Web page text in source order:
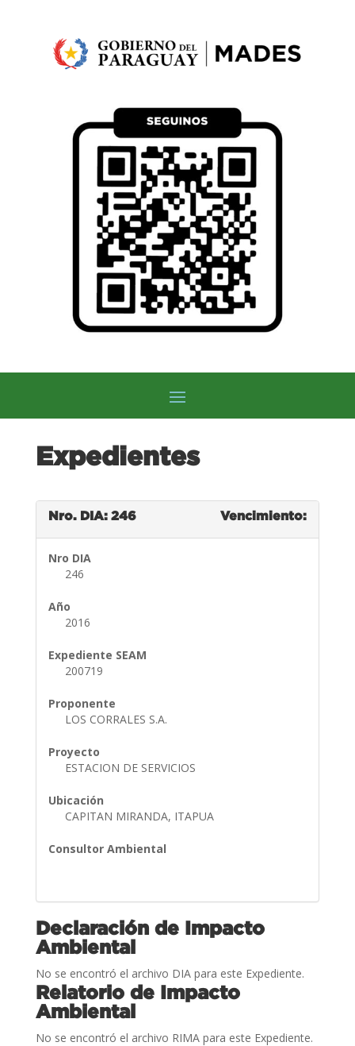
Expedientes
Nro. DIA: 246 Vencimiento:
Nro DIA
246
Año
2016
Expediente SEAM
200719
Proponente
LOS CORRALES S.A.
Proyecto
ESTACION DE SERVICIOS
Ubicación
CAPITAN MIRANDA, ITAPUA
Consultor Ambiental
Declaración de Impacto
Ambiental
No se encontró el archivo DIA para este Expediente.
Relatorio de Impacto
Ambiental
No se encontró el archivo RIMA para este Expediente.